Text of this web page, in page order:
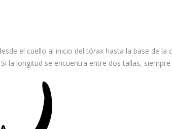
el cuello al inicio del tórax hasta la base de la
la longitud se encuentra entre dos tallas,